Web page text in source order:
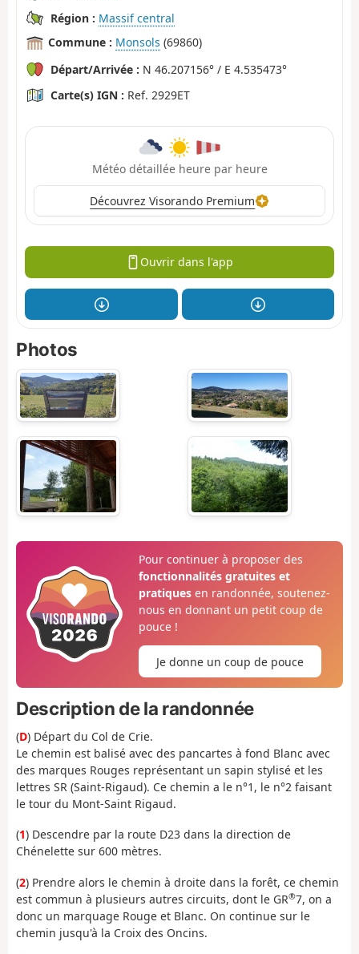
Région : Massif central
Commune : Monsols (69860)
Départ/Arrivée : N 46.207156° / E 4.535473°
Carte(s) IGN : Ref. 2929ET
Météo détaillée heure par heure
Découvrez Visorando Premium
Ouvrir dans l'app
Photos
Pour continuer à proposer des
fonctionnalités gratuites et
pratiquesen randonnée, soutenez-
nous en donnant un petit coup de
pouce !
Je donne un coup de pouce
Description de la randonnée
(D) Départ du Col de Crie.
Le chemin est balisé avec des pancartes à fond Blanc avec
des marques Rouges représentant un sapin stylisé et les
lettres SR (Saint-Rigaud). Ce chemin a le n°1, le n°2 faisant
le tour du Mont-Saint Rigaud.
(1) Descendre par la route D23 dans la direction de
Chénelette sur 600 mètres.
(2) Prendre alors le chemin à droite dans la forêt, ce chemin
est commun à plusieurs autres circuits, dont le GR®7, on a
donc un marquage Rouge et Blanc. On continue sur le
chemin jusqu'à la Croix des Oncins.